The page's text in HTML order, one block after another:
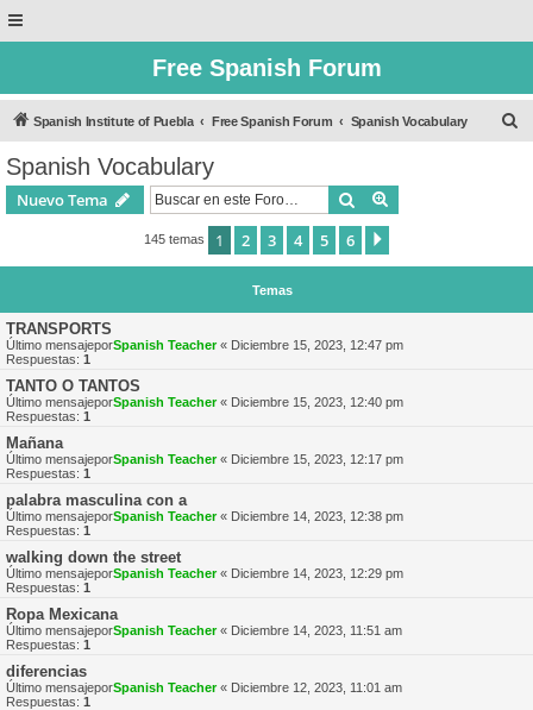
Free Spanish Forum
Spanish Institute of Puebla Free Spanish Forum Spanish Vocabulary
Spanish Vocabulary
Nuevo Tema Buscar
145 temas 1 2 3 4 5 6
Temas
TRANSPORTS
Último mensajeporSpanish Teacher« Diciembre 15, 2023, 12:47 pm
Respuestas: 1
TANTO O TANTOS
Último mensajeporSpanish Teacher« Diciembre 15, 2023, 12:40 pm
Respuestas: 1
Mañana
Último mensajeporSpanish Teacher« Diciembre 15, 2023, 12:17 pm
Respuestas: 1
palabra masculina con a
Último mensajeporSpanish Teacher« Diciembre 14, 2023, 12:38 pm
Respuestas: 1
walking down the street
Último mensajeporSpanish Teacher« Diciembre 14, 2023, 12:29 pm
Respuestas: 1
Ropa Mexicana
Último mensajeporSpanish Teacher« Diciembre 14, 2023, 11:51 am
Respuestas: 1
diferencias
Último mensajeporSpanish Teacher« Diciembre 12, 2023, 11:01 am
Respuestas: 1